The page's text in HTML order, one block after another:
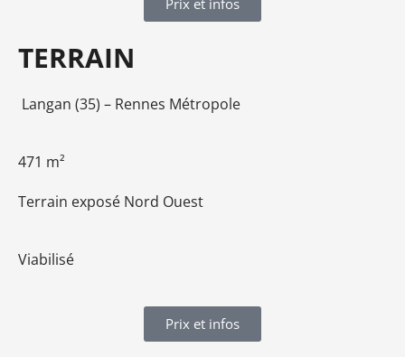
TERRAIN
Langan (35) – Rennes Métropole
471 m²
Terrain exposé Nord Ouest
Viabilisé
Prix et infos